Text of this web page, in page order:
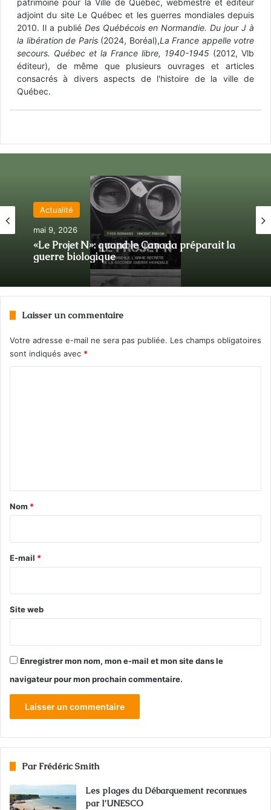
patrimoine pour la Ville de Québec, webmestre et éditeur
adjoint du site Le Québec et les guerres mondiales depuis
2010. Il a publié Des Québécois en Normandie. Du jour J à
la libération de Paris (2024, Boréal),La France appelle votre
secours. Québec et la France libre, 1940-1945 (2012, Vlb
éditeur), de même que plusieurs ouvrages et articles
consacrés à divers aspects de l'histoire de la ville de
Québec.
Actualité
mai 9, 2026
«Le Projet N»: quand le Canada préparait la
guerre biologique
39-45 : Biographies et témoignages
novembre 24, 2025
Laisser un commentaire
Votre adresse e-mail ne sera pas publiée. Les champs obligatoires
sont indiqués avec *
a
e
Nom *
E-mail *
Site web
Enregistrer mon nom, mon e-mail et mon site dans le
navigateur pour mon prochain commentaire.
Par Frédéric Smith
Les plages du Débarquement reconnues
par l’UNESCO